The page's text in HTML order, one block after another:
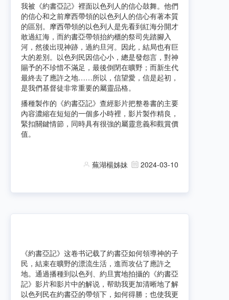
我被《約書亞記》裡面以色列人的信心鼓舞。他們
的信心和之前摩西帶領的以色列人的信心有著本質
的區別。摩西帶領的以色列人是先看到紅海分開才
敢過紅海，而約書亞帶領抬約櫃的祭司先踏腳入
河，然後出現神跡 ， 過約旦河。因此，結局也有巨
大的差別。以色列民因信心小，總是發怨言，對神
賜予的不珍惜不滿足，最後倒閉在曠野；而新生代
最終去了應許之地……所以，信望愛，信是起初，
是我們基督徒非常重要的屬靈品格。
播種製作的《約書亞記》查經影片把整卷書的主要
內容濃縮在短短的一個多小時裡，影片製作精良，
緊扣關鍵情節，同時具有很強的屬靈意義和觀賞價
值。
蕪湖楊姊妹 2024-03-10
《約書亞記》这卷书记载了約書亞如何領導神的子
民，結束在曠野的漂流生活，進而攻佔了應許之
地。通過播種到以色列、約旦實地拍攝的 《約書亞
記》 影片和影片中的解说，帮助我更加清晰地了解
以色列民在約書亞的帶領下，如何得勝；也使我更